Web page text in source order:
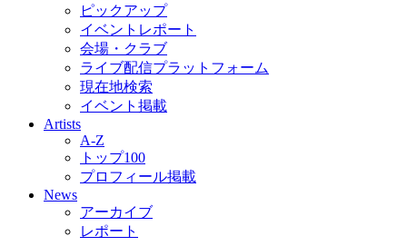
ピックアップ
イベントレポート
会場・クラブ
ライブ配信プラットフォーム
現在地検索
イベント掲載
Artists
A-Z
トップ100
プロフィール掲載
News
アーカイブ
レポート